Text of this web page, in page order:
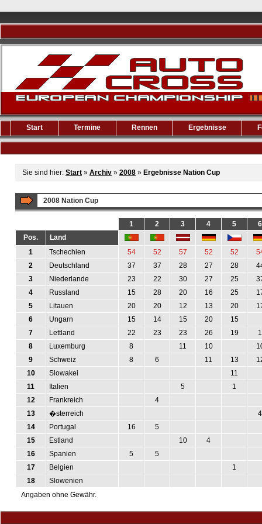
Start Termine Rennen Ergebnisse
Sie sind hier: Start » Archiv » 2008 » Ergebnisse Nation Cup
2008 Nation Cup
1 2 3 4 5
6
Pos.
Land
1
Tschechien 54 52 57 52 52
2
Deutschland 37 37 28 27 28
3
Niederlande 23 22 30 27 25
4
Russland 15 28 20 16 25
5
Litauen 20 20 12 13 20
6
Ungarn 15 14 15 20
15
7
Lettland 22 23 23 26 19
1
8
Luxemburg 8 11 10
9
Schweiz 8 6 11 13
10
Slowakei
11
11
Italien 5
1
12
Frankreich
4
13
�sterreich
4
14
Portugal 16
5
15
Estland 10
4
16
Spanien 5
5
17
Belgien
1
18
Slowenien
Angaben ohne Gewähr.